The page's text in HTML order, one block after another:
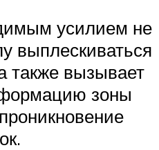
усилием не
выплескиваться
также вызывает
зоны